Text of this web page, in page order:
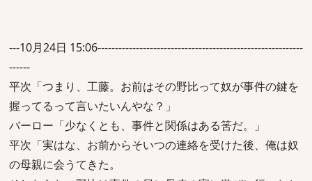
---10月24日 15:06-----------------------------------------------------------
------
平次「つまり、工藤。お前はその野比って奴が事件の鍵を
握ってるって言いたいんやな？」
バーロー「少なくとも、事件と関係はある筈だ。」
平次「実はな、お前からそいつの連絡を受けた後、俺は奴
の母親に会うてきた。